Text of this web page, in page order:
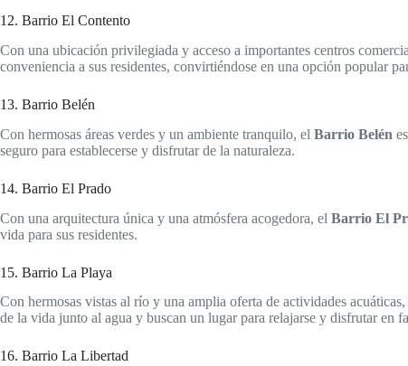
12. Barrio El Contento
Con una ubicación privilegiada y acceso a importantes centros
conveniencia a sus residentes, convirtiéndose en una opción popular
13. Barrio Belén
Con hermosas áreas verdes y un ambiente tranquilo, el Barrio Belén
seguro para establecerse y disfrutar de la naturaleza.
14. Barrio El Prado
Con una arquitectura única y una atmósfera acogedora, el Barrio El
vida para sus residentes.
15. Barrio La Playa
Con hermosas vistas al río y una amplia oferta de actividades acuáticas,
de la vida junto al agua y buscan un lugar para relajarse y disfrutar en
16. Barrio La Libertad